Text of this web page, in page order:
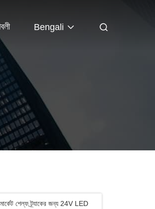
Bengali
শেল্ফ ট্র্যাকের জন্য 24V LED